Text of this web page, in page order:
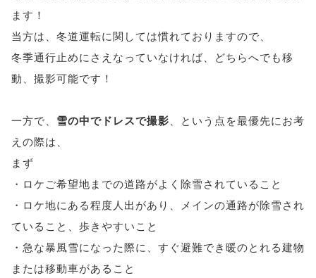
ます！
当方は、冬道運転に関しては慣れておりますので、
冬季通行止めにさえなっていなければ、どちらへでも移
動、撮影可能です！
一方で、 雪の中でドレスで撮影 、という点を最優先にお考
えの際は、
まず
・ロケご希望地までの道路がよく除雪されていること
・ロケ地にある程度人出があり、メインの通路が除雪され
ていること、歩きやすいこと
・急な暴風雪になった際に、すぐ避難でき暖のとれる建物
または移動車があること